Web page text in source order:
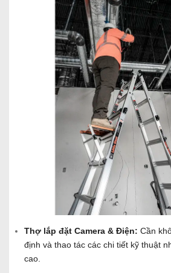
Thợ lắp đặt Camera & Điện: Cần
định và thao tác các chi tiết kỹ thuật
cao.